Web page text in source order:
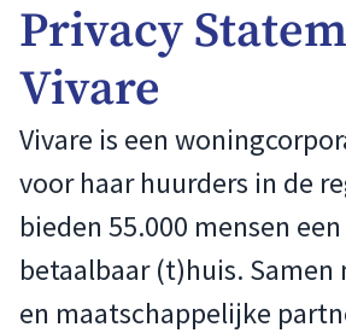
Privacy
Vivare
Vivare is een
voor haar huurders in de
bieden 55.000 mensen
betaalbaar (t)huis. Samen
en maatschappelijke